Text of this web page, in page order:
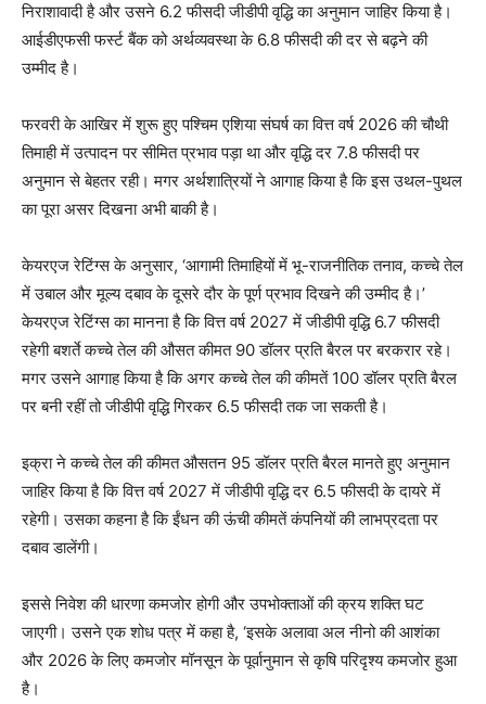
निराशावादी है और उसने 6.2 फीसदी जीडीपी वृद्धि का अनुमान जाहिर किया है।
आईडीएफसी फर्स्ट बैंक को अर्थव्यवस्था के 6.8 फीसदी की दर से बढ़ने की
उम्मीद है।
फरवरी के आखिर में शुरू हुए पश्चिम एशिया संघर्ष का वित्त वर्ष 2026 की चौथी
तिमाही में उत्पादन पर सीमित प्रभाव पड़ा था और वृद्धि दर 7.8 फीसदी पर
अनुमान से बेहतर रही। मगर अर्थशात्रियों ने आगाह किया है कि इस उथल-पुथल
का पूरा असर दिखना अभी बाकी है।
केयरएज रेटिंग्स के अनुसार, ‘आगामी तिमाहियों में भू-राजनीतिक तनाव, कच्चे तेल
में उबाल और मूल्य दबाव के दूसरे दौर के पूर्ण प्रभाव दिखने की उम्मीद है।’
केयरएज रेटिंग्स का मानना है कि वित्त वर्ष 2027 में जीडीपी वृद्धि 6.7 फीसदी
रहेगी बशर्ते कच्चे तेल की औसत कीमत 90 डॉलर प्रति बैरल पर बरकरार रहे।
मगर उसने आगाह किया है कि अगर कच्चे तेल की कीमतें 100 डॉलर प्रति बैरल
पर बनी रहीं तो जीडीपी वृद्धि गिरकर 6.5 फीसदी तक जा सकती है।
इक्रा ने कच्चे तेल की कीमत औसतन 95 डॉलर प्रति बैरल मानते हुए अनुमान
जाहिर किया है कि वित्त वर्ष 2027 में जीडीपी वृद्धि दर 6.5 फीसदी के दायरे में
रहेगी। उसका कहना है कि ईंधन की ऊंची कीमतें कंपनियों की लाभप्रदता पर
दबाव डालेंगी।
इससे निवेश की धारणा कमजोर होगी और उपभोक्ताओं की क्रय शक्ति घट
जाएगी। उसने एक शोध पत्र में कहा है, ‘इसके अलावा अल नीनो की आशंका
और 2026 के लिए कमजोर मॉनसून के पूर्वानुमान से कृषि परिदृश्य कमजोर हुआ
है।